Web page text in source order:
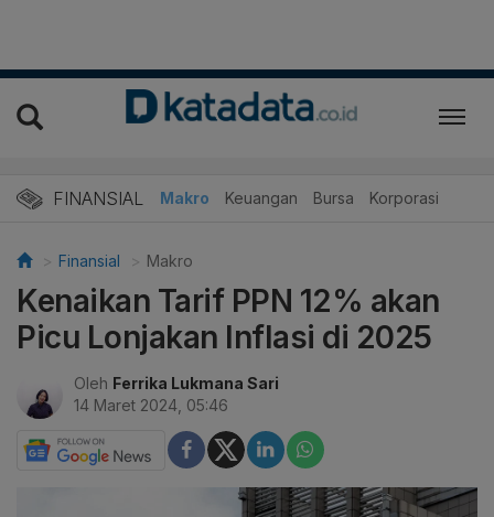
FINANSIAL Makro Keuangan Bursa Korporasi
Finansial Makro
Kenaikan Tarif PPN 12% akan
Picu Lonjakan Inflasi di 2025
Oleh Ferrika Lukmana Sari
14 Maret 2024, 05:46